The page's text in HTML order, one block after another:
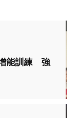
能訓練 強